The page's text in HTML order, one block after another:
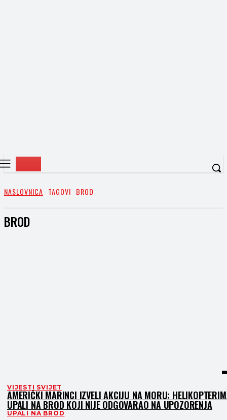
NASLOVNICA TAGOVI BROD
BROD
VIJESTI SVIJET
AMERIČKI MARINCI IZVELI AKCIJU NA MORU:
UPALI NA BROD KOJI NIJE ODGOVARAO NA UPOZORENJA
UPALI NA BROD